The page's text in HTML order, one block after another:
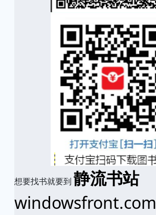
想要找书就要到 静流书站
windowsfront.com